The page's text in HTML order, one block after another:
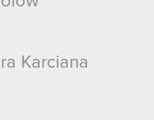
Karciana